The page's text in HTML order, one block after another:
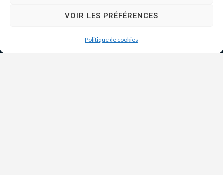
VOIR LES PRÉFÉRENCES
Politique de cookies